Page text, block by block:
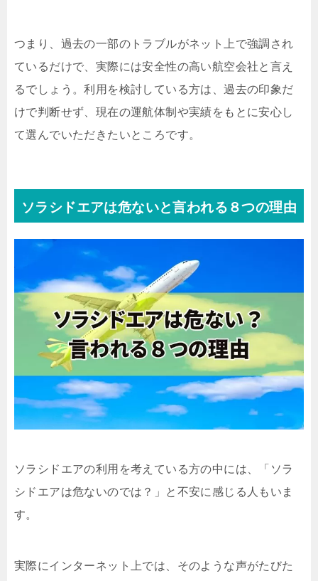
つまり、過去の一部のトラブルがネット上で強調され
ているだけで、実際には安全性の高い航空会社と言え
るでしょう。利用を検討している方は、過去の印象だ
けで判断せず、現在の運航体制や実績をもとに安心し
て選んでいただきたいところです。
ソラシドエアは危ないと言われる８つの理由
ソラシドエアの利用を考えている方の中には、「ソラ
シドエアは危ないのでは？」と不安に感じる人もいま
す。
実際にインターネット上では、そのような声がたびた